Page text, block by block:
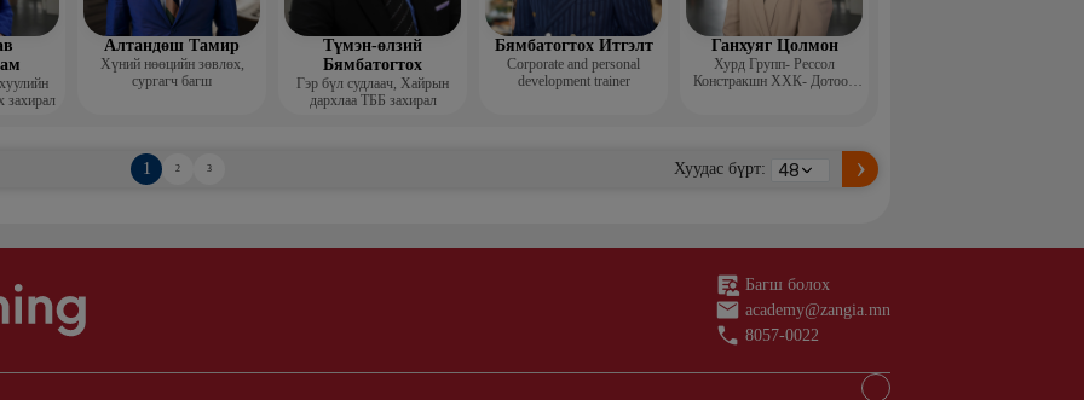
захирал
Алтандөш Тамир
Хүний нөөцийн зөвлөх,
сургагч багш
Түмэн-өлзий
Бямбатогтох
Гэр бүл судлаач, Хайрын
дархлаа ТББ захирал
Бямбатогтох Итгэлт
Corporate and personal
development trainer
Ганхуяг Цолмон
Хурд Групп- Рессол
Констракшн ХХК- Дотоод
1 2 3 Хуудас бүрт:
Багш болох
academy@zangia.mn
8057-0022